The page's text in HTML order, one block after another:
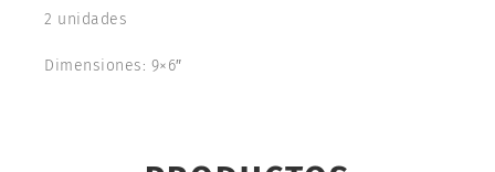
2 unidades
Dimensiones: 9×6″